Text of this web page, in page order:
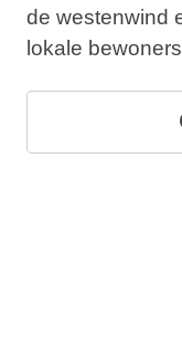
de westenwind
lokale